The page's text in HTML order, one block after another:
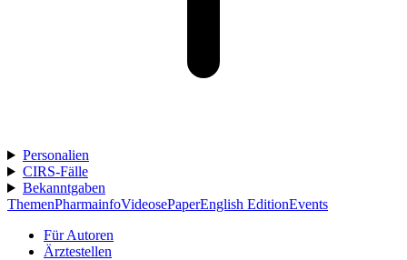
Personalien
CIRS-Fälle
Bekanntgaben
ThemenPharmainfoVideosePaperEnglish EditionEvents
Für Autoren
Ärztestellen